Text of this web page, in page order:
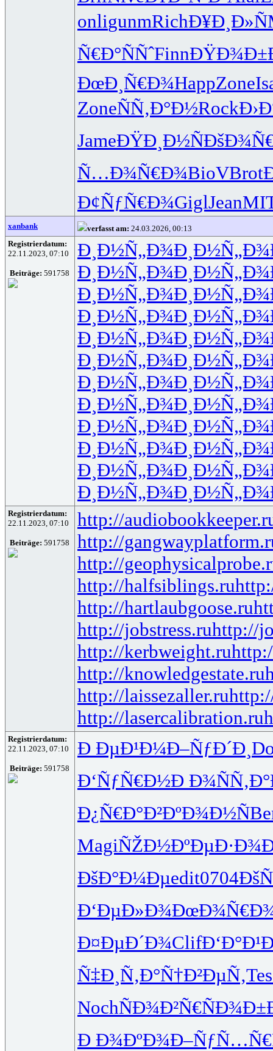
onligunmRichÐ¥Ð¸Ð»Ñ
Ñ€Ð°ÑÑˆFinn
ÐœÐ¸Ñ€Ð¾HappZone
ZoneÑÑ‚Ð°Ð½Rock
JameÐŸÐ¸Ð½Ñ
Ñ…Ð¾Ñ€Ð¾BioVBrot
Ð¢ÑƒÑ€Ð¾GiglJean
xanbank verfasst am: 24.03.2026, 00:13
Registrierdatum:
22.11.2023, 07:10
Beiträge: 591758
Ð¸Ð½Ñ„Ð¾Ð¸Ð½Ñ„Ð¾
Ð¸Ð½Ñ„Ð¾Ð¸Ð½Ñ„Ð¾
Ð¸Ð½Ñ„Ð¾Ð¸Ð½Ñ„Ð¾
Ð¸Ð½Ñ„Ð¾Ð¸Ð½Ñ„Ð¾
Ð¸Ð½Ñ„Ð¾Ð¸Ð½Ñ„Ð¾
Ð¸Ð½Ñ„Ð¾Ð¸Ð½Ñ„Ð¾
Ð¸Ð½Ñ„Ð¾Ð¸Ð½Ñ„Ð¾
Ð¸Ð½Ñ„Ð¾Ð¸Ð½Ñ„Ð¾
Ð¸Ð½Ñ„Ð¾Ð¸Ð½Ñ„Ð¾
Ð¸Ð½Ñ„Ð¾Ð¸Ð½Ñ„Ð¾
Ð¸Ð½Ñ„Ð¾Ð¸Ð½Ñ„Ð¾
Ð¸Ð½Ñ„Ð¾Ð¸Ð½Ñ„Ð¾
Registrierdatum:
22.11.2023, 07:10
Beiträge: 591758
http://
http://
http://
http://halfsiblings.ru
http://hartlaubgoose.ru
http://jobstress.ruhttp://
http://kerbweight.ru
http://knowledgestate.ru
http://laissezaller.ru
http://lasercalibration.ru
Registrierdatum:
22.11.2023, 07:10
Beiträge: 591758
Ð ÐµÐ¹Ð¼Ð–ÑƒÐ´Ð¸
Ð‘ÑƒÑ€Ð½Ð Ð¾ÑÑ‚
Ð¿Ñ€Ð°Ð²ÐºÐ¾Ð½Ñ
MagiÑŽÐ½ÐºÐµ
ÐšÐ°Ð¼Ðµedit0704
Ð‘ÐµÐ»Ð¾
Ð¤ÐµÐ´Ð¾Clif
Ñ‡Ð¸Ñ‚Ð°Ñ†Ð²ÐµÑ‚
NochÑÐ¾Ð²Ñ€
Ð Ð¾ÐºÐ¾Ð–ÑƒÑ…Ñ€